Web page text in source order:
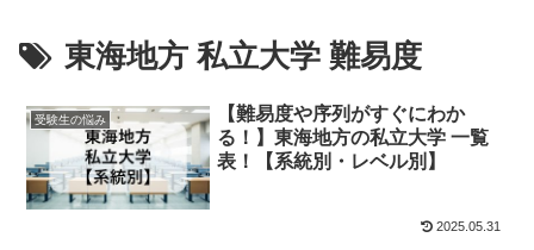
東海地方 私立大学 難易度
受験生の悩み
【難易度や序列がすぐにわか
る！】東海地方の私立大学 一覧
表！【系統別・レベル別】
2025.05.31